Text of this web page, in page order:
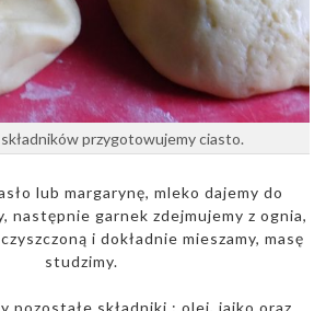
przygotowujemy ciasto.
lub margarynę, mleko dajemy do
następnie garnek zdejmujemy z ognia,
i dokładnie mieszamy, masę
studzimy.